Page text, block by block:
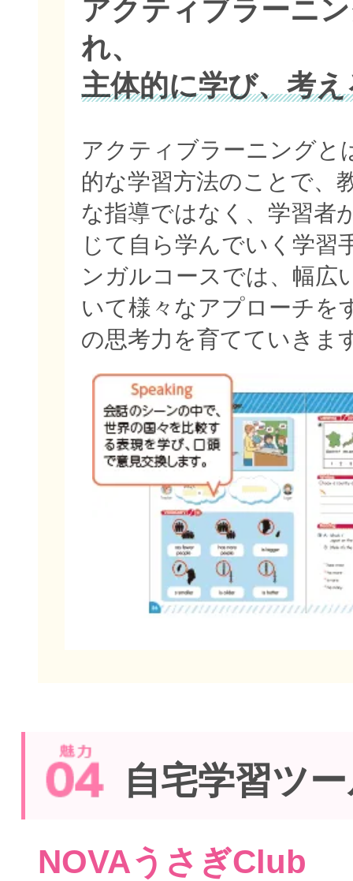
アクティブラーニ
れ、
主体的に学び、考
アクティブラーニングと
的な学習方法のことで、
な指導ではなく、学習者
じて自ら学んでいく学習
ンガルコースでは、幅広
いて様々なアプローチを
の思考力を育てていきま
自宅学習ツ
NOVAうさぎClub